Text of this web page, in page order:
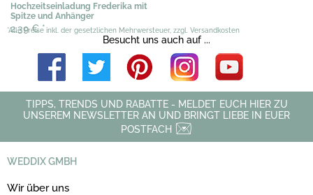
Hochzeitseinladung Frederika mit
Spitze und Anhänger
2,39 €*
*Alle Preise inkl. der gesetzlichen Mehrwersteuer, zzgl. Versandkosten
Besucht uns auch auf ...
TIPPS, TRENDS UND RABATTE - MELDET EUCH HIER ZU
UNSEREM NEWSLETTER AN UND BRINGT LIEBE IN EUER
POSTFACH
WEDDIX GMBH
Wir über uns